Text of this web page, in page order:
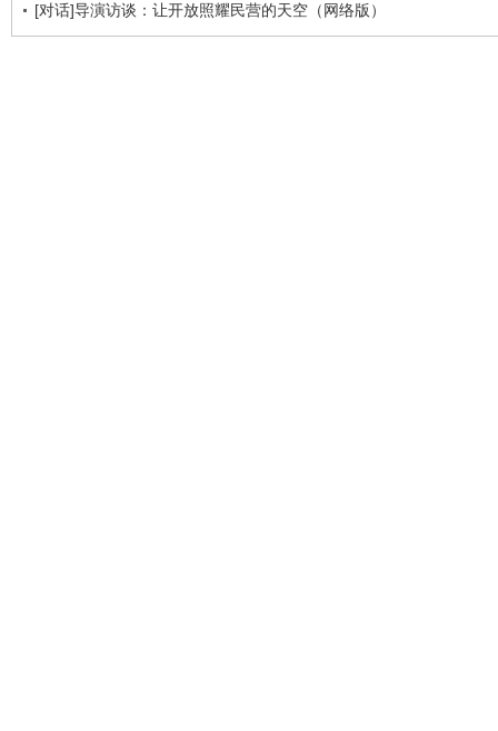
[对话]导演访谈：让开放照耀民营的天空（网络版）